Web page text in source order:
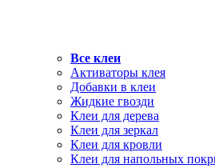
Все клеи
Активаторы клея
Добавки в клеи
Жидкие гвозди
Клеи для дерева
Клеи для зеркал
Клеи для кровли
Клеи для напольных